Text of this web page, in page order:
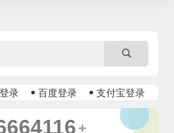
录 百度登录 支付宝登录
+